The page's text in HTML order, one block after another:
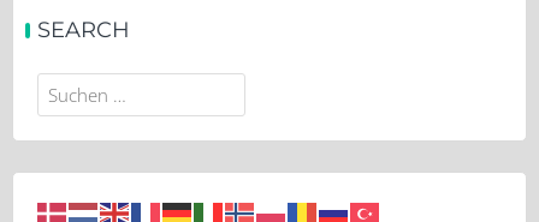
SEARCH
Suchen
nach: